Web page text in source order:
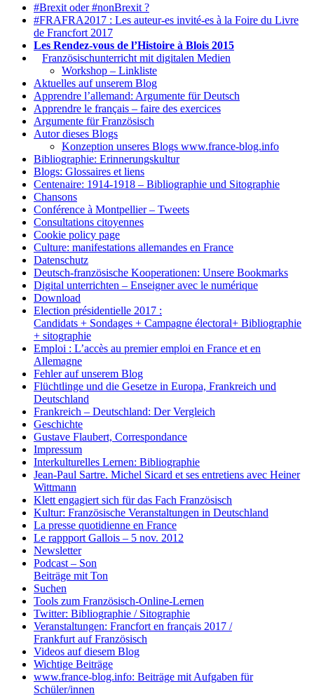
#Brexit oder #nonBrexit ?
#FRAFRA2017 : Les auteur-es invité-es à la Foire du Livre
de Francfort 2017
Les Rendez-vous de l’Histoire à Blois 2015
Französischunterricht mit digitalen Medien
Workshop – Linkliste
Aktuelles auf unserem Blog
Apprendre l’allemand: Argumente für Deutsch
Apprendre le français – faire des exercices
Argumente für Französisch
Autor dieses Blogs
Konzeption unseres Blogs www.france-blog.info
Bibliographie: Erinnerungskultur
Blogs: Glossaires et liens
Centenaire: 1914-1918 – Bibliographie und Sitographie
Chansons
Conférence à Montpellier – Tweets
Consultations citoyennes
Cookie policy page
Culture: manifestations allemandes en France
Datenschutz
Deutsch-französische Kooperationen: Unsere Bookmarks
Digital unterrichten – Enseigner avec le numérique
Download
Election présidentielle 2017 :
Candidats + Sondages + Campagne électoral+ Bibliographie
+ sitographie
Emploi : L’accès au premier emploi en France et en
Allemagne
Fehler auf unserem Blog
Flüchtlinge und die Gesetze in Europa, Frankreich und
Deutschland
Frankreich – Deutschland: Der Vergleich
Geschichte
Gustave Flaubert, Correspondance
Impressum
Interkulturelles Lernen: Bibliographie
Jean-Paul Sartre. Michel Sicard et ses entretiens avec Heiner
Wittmann
Klett engagiert sich für das Fach Französisch
Kultur: Französische Veranstaltungen in Deutschland
La presse quotidienne en France
Le rappport Gallois – 5 nov. 2012
Newsletter
Podcast – Son
Beiträge mit Ton
Suchen
Tools zum Französisch-Online-Lernen
Twitter: Bibliographie / Sitographie
Veranstaltungen: Francfort en français 2017 /
Frankfurt auf Französisch
Videos auf diesem Blog
Wichtige Beiträge
www.france-blog.info: Beiträge mit Aufgaben für
Schüler/innen